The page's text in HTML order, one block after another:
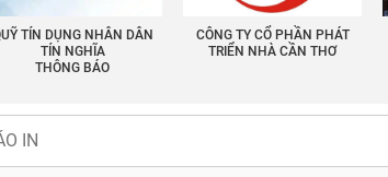
TÍN DỤNG NHÂN DÂN
TÍN NGHĨA
THÔNG BÁO
CÔNG TY CỔ PHẦN PHÁT
TRIỂN NHÀ CẦN THƠ
IN